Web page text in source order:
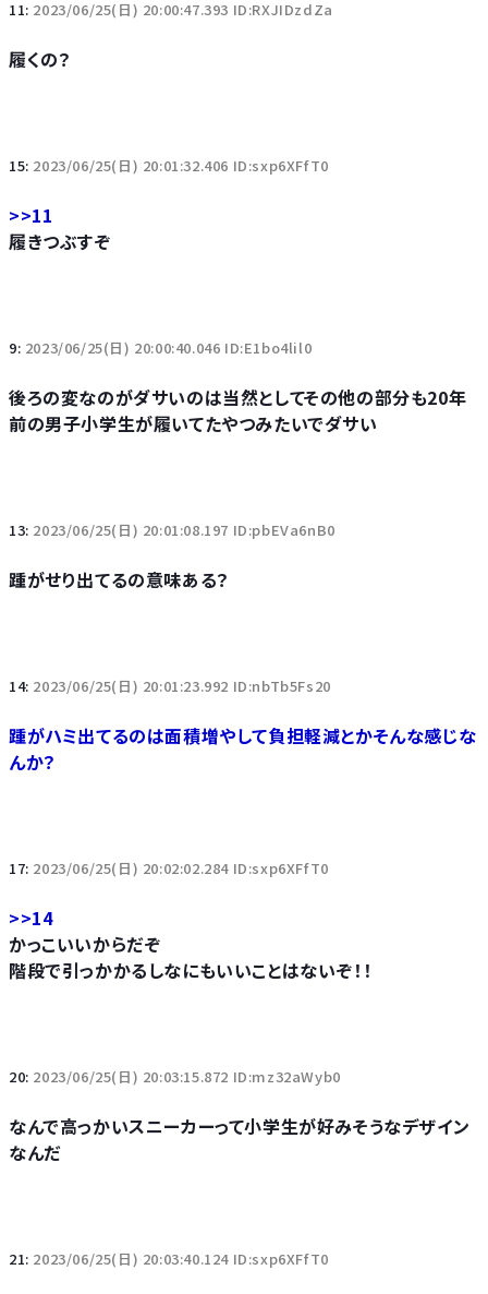
11: 2023/06/25(日) 20:00:47.393 ID:RXJIDzdZa
履くの？
15: 2023/06/25(日) 20:01:32.406 ID:sxp6XFfT0
>>11
履きつぶすぞ
9: 2023/06/25(日) 20:00:40.046 ID:E1bo4lil0
後ろの変なのがダサいのは当然としてその他の部分も20年
前の男子小学生が履いてたやつみたいでダサい
13: 2023/06/25(日) 20:01:08.197 ID:pbEVa6nB0
踵がせり出てるの意味ある？
14: 2023/06/25(日) 20:01:23.992 ID:nbTb5Fs20
踵がハミ出てるのは面積増やして負担軽減とかそんな感じな
んか？
17: 2023/06/25(日) 20:02:02.284 ID:sxp6XFfT0
>>14
かっこいいからだぞ
階段で引っかかるしなにもいいことはないぞ！！
20: 2023/06/25(日) 20:03:15.872 ID:mz32aWyb0
なんで高っかいスニーカーって小学生が好みそうなデザイン
なんだ
21: 2023/06/25(日) 20:03:40.124 ID:sxp6XFfT0